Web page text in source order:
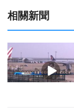
相關新聞